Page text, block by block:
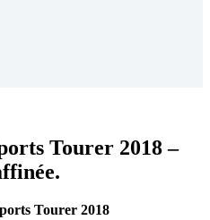
Tourer 2018 –
Tourer 2018